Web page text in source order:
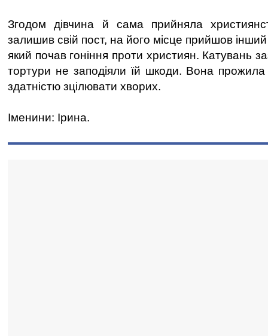
Згодом дівчина й сама прийняла
залишив свій пост, на його місце прийшов
який почав гоніння проти християн. Катувань
тортури не заподіяли їй шкоди. Вона прожила
здатністю зцілювати хворих.
Іменини: Ірина.